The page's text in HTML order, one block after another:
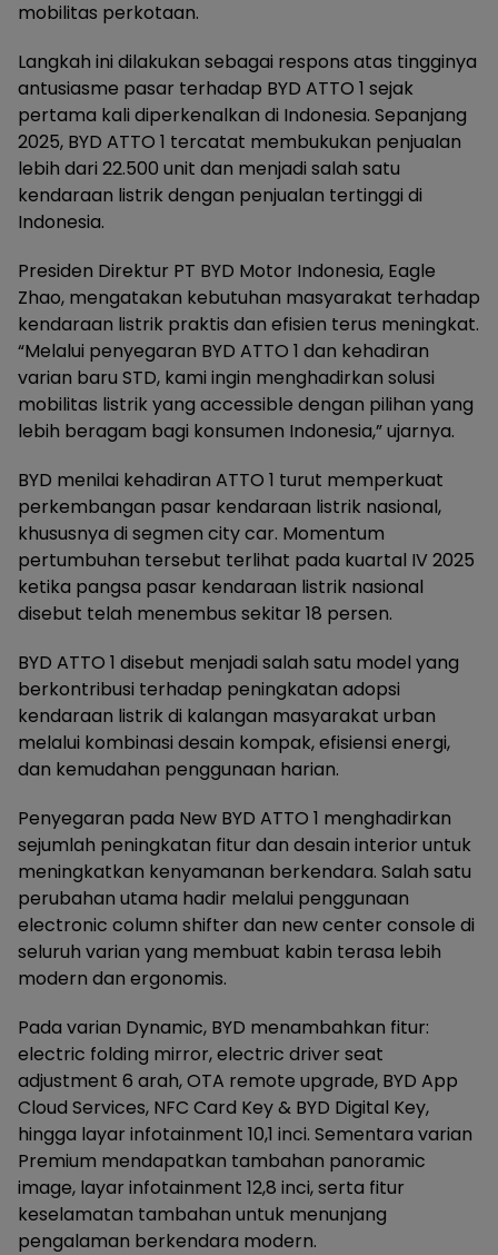
mobilitas perkotaan.
Langkah ini dilakukan sebagai respons atas tingginya
antusiasme pasar terhadap BYD ATTO 1 sejak
pertama kali diperkenalkan di Indonesia. Sepanjang
2025, BYD ATTO 1 tercatat membukukan penjualan
lebih dari 22.500 unit dan menjadi salah satu
kendaraan listrik dengan penjualan tertinggi di
Indonesia.
Presiden Direktur PT BYD Motor Indonesia, Eagle
Zhao, mengatakan kebutuhan masyarakat terhadap
kendaraan listrik praktis dan efisien terus meningkat.
“Melalui penyegaran BYD ATTO 1 dan kehadiran
varian baru STD, kami ingin menghadirkan solusi
mobilitas listrik yang accessible dengan pilihan yang
lebih beragam bagi konsumen Indonesia,” ujarnya.
BYD menilai kehadiran ATTO 1 turut memperkuat
perkembangan pasar kendaraan listrik nasional,
khususnya di segmen city car. Momentum
pertumbuhan tersebut terlihat pada kuartal IV 2025
ketika pangsa pasar kendaraan listrik nasional
disebut telah menembus sekitar 18 persen.
BYD ATTO 1 disebut menjadi salah satu model yang
berkontribusi terhadap peningkatan adopsi
kendaraan listrik di kalangan masyarakat urban
melalui kombinasi desain kompak, efisiensi energi,
dan kemudahan penggunaan harian.
Penyegaran pada New BYD ATTO 1 menghadirkan
sejumlah peningkatan fitur dan desain interior untuk
meningkatkan kenyamanan berkendara. Salah satu
perubahan utama hadir melalui penggunaan
electronic column shifter dan new center console di
seluruh varian yang membuat kabin terasa lebih
modern dan ergonomis.
Pada varian Dynamic, BYD menambahkan fitur:
electric folding mirror, electric driver seat
adjustment 6 arah, OTA remote upgrade, BYD App
Cloud Services, NFC Card Key & BYD Digital Key,
hingga layar infotainment 10,1 inci. Sementara varian
Premium mendapatkan tambahan panoramic
image, layar infotainment 12,8 inci, serta fitur
keselamatan tambahan untuk menunjang
pengalaman berkendara modern.